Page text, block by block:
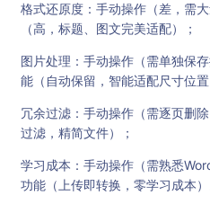
格式还原度：手动操作（差，需
（高，标题、图文完美适配）；
图片处理：手动操作（需单独保
能（自动保留，智能适配尺寸位置
冗余过滤：手动操作（需逐页删
过滤，精简文件）；
学习成本：手动操作（需熟悉
功能（上传即转换，零学习成本）